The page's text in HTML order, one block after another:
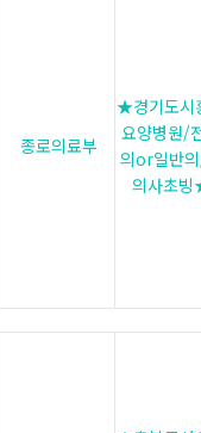
종로의료부
★경기도시
요양병원/
의or일반
의사초